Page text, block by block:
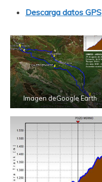
Descarga datos GPS
Imagen deGoogle Earth